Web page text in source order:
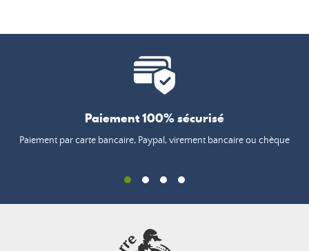
Paiement 100% sécurisé
Paiement par carte bancaire, Paypal, virement bancaire ou chèque